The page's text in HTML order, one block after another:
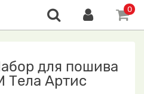
0
для пошива
Тела Артис